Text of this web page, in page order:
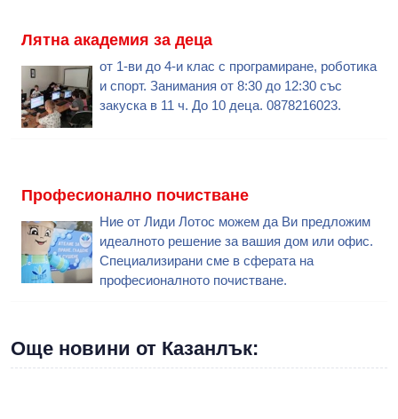
Лятна академия за деца
от 1-ви до 4-и клас с програмиране, роботика
и спорт. Занимания от 8:30 до 12:30 със
закуска в 11 ч. До 10 деца. 0878216023.
Професионално почистване
Ние от Лиди Лотос можем да Ви предложим
идеалното решение за вашия дом или офис.
Специализирани сме в сферата на
професионалното почистване.
Още новини от Казанлък: